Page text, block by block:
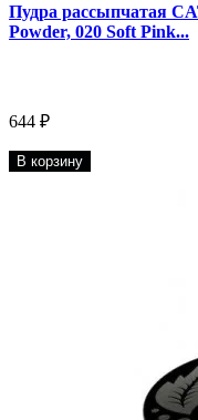
Пудра рассыпчатая
Powder, 020 Soft Pink...
644 ₽
В корзину